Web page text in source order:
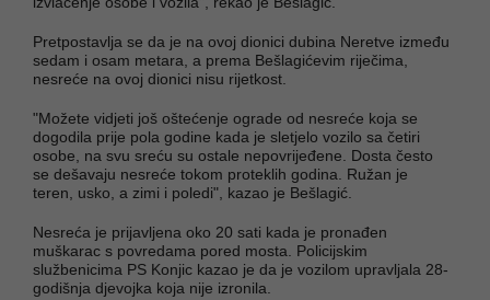
Pretpostavlja se da je na ovoj dionici dubina Neretve između
sedam i osam metara, a prema Bešlagićevim riječima,
nesreće na ovoj dionici nisu rijetkost.
"Možete vidjeti još oštećenje ograde od nesreće koja se
dogodila prije pola godine kada je sletjelo vozilo sa četiri
osobe, na svu sreću su ostale nepovrijeđene. Dosta često
se dešavaju nesreće tokom proteklih godina. Ružan je
teren, usko, a zimi i poledi", kazao je Bešlagić.
Nesreća je prijavljena oko 20 sati kada je pronađen
muškarac s povredama pored mosta. Policijskim
službenicima PS Konjic kazao je da je vozilom upravljala 28-
godišnja djevojka koja nije izronila.